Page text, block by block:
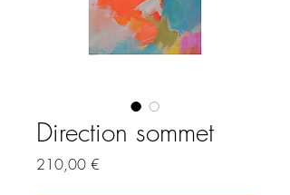
Direction sommet
210,00 €